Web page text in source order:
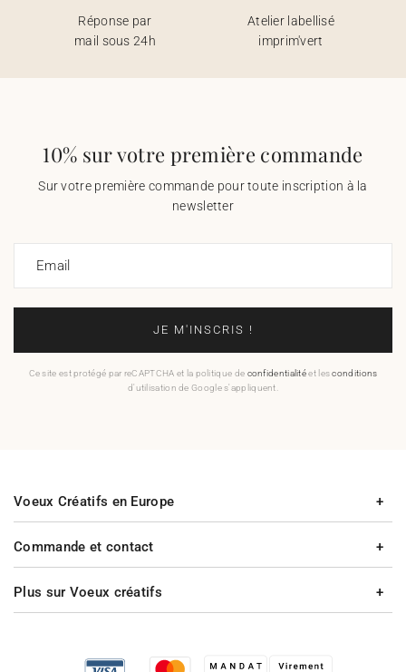
Réponse par
mail sous 24h
Atelier labellisé
imprim'vert
10% sur votre première commande
Sur votre première commande pour toute inscription à la
newsletter
Email
JE M'INSCRIS !
Ce site est protégé par reCAPTCHA et la politique de confidentialitéet lesconditions
d'utilisation de Google s'appliquent.
Commande et contact
Plus sur Voeux créatifs
Voeux Créatifs en Europe